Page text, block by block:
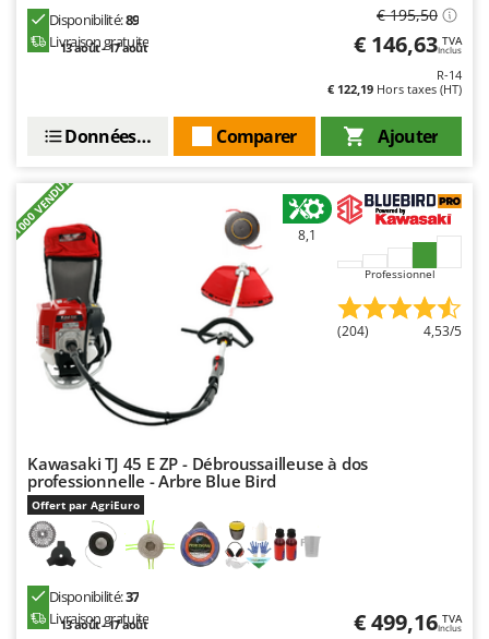
S.T.P.
Schnitzer
Shark
Silky
Simatech
Sirman
Skil
Smartwood
Smeg
Snapper
Solidur
Spice Electronics
Spiralmac
Spring Protezione
Spyro
Stanley
Disponibilité:89
Livraison gratuite
13 août - 17 août
€ 195,50
€ 146,63 TVA
Inclus
R-14
€ 122,19 Hors taxes (HT)
Ajouter
Comparer
Données techniques
+1000 VENDUTI 8,1
Professionnel
(204) 4,53/5
Kawasaki TJ 45 E ZP - Débroussailleuse à dos
professionnelle - Arbre Blue Bird
Offert par AgriEuro
Disponibilité:37
Livraison gratuite
13 août - 17 août € 499,16 TVA
Inclus